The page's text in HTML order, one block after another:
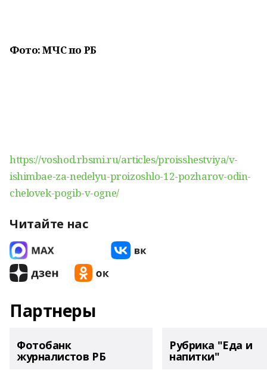
Фото: МЧС по РБ
https://voshod.rbsmi.ru/articles/proisshestviya/v-
ishimbae-za-nedelyu-proizoshlo-12-pozharov-odin-
chelovek-pogib-v-ogne/
Читайте нас
Партнеры
Фотобанк
журналистов РБ
Рубрика "Еда и
напитки"